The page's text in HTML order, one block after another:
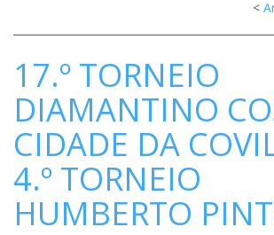
<
17.º TORNEIO
DIAMANTINO
CIDADE DA
4.º TORNEIO
HUMBERTO